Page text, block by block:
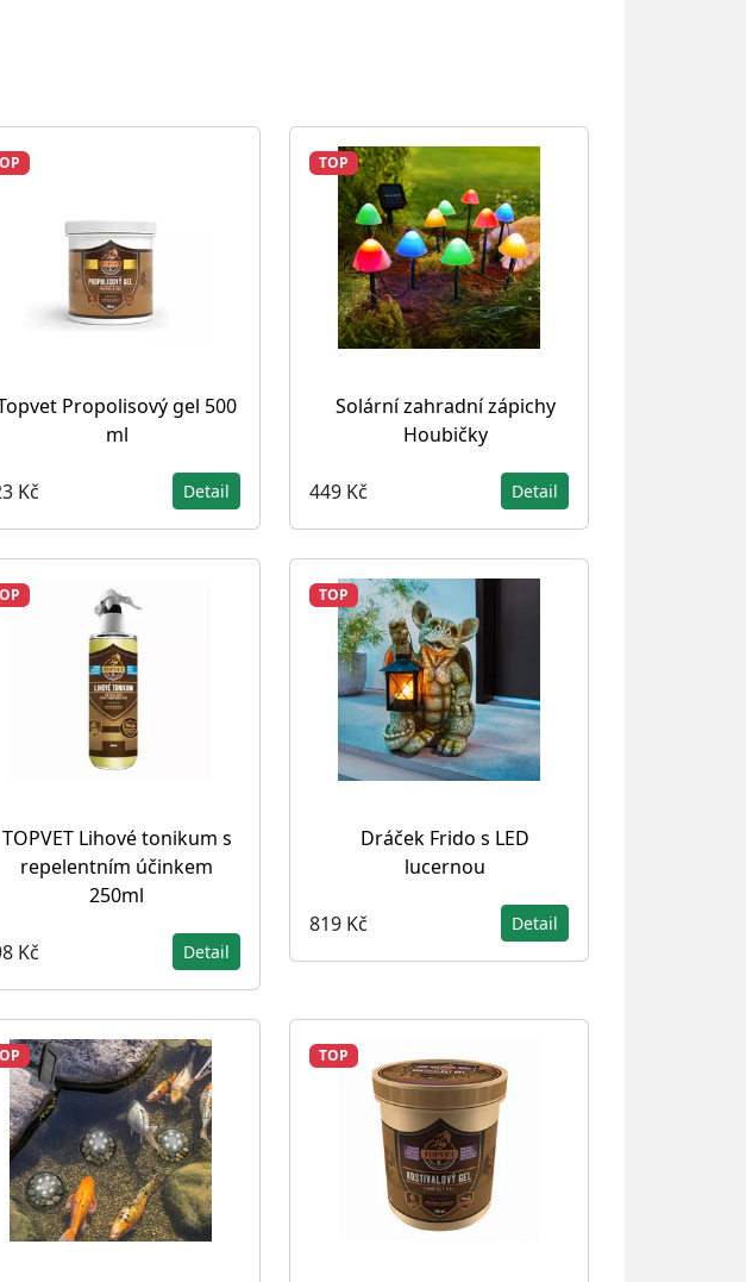
Propolisový gel 500
ml
Kč Detail
TOP
Solární zahradní zápichy
Houbičky
449 Kč Detail
TOPVET Lihové tonikum s
repelentním účinkem
250ml
Kč Detail
TOP
Dráček Frido s LED
lucernou
819 Kč Detail
TOP